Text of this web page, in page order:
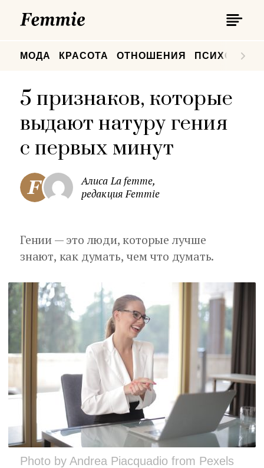
МОДА КРАСОТА ОТНОШЕНИЯ
5 признаков, которые
выдают натуру гения
с первых минут
Алиса La femme,
редакция Femmie
Гении — это люди, которые лучше
знают, как думать, чем что думать.
Photo by Andrea Piacquadio from Pexels